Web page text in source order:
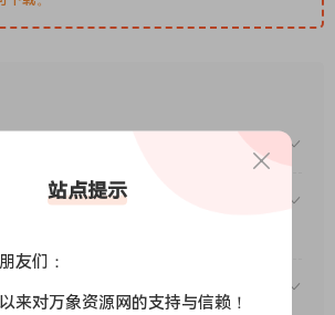
或包年VIP）后能升级包年（或终
未开通VIP会员？
站点提示
友们：
来对万象资源网的支持与信赖！